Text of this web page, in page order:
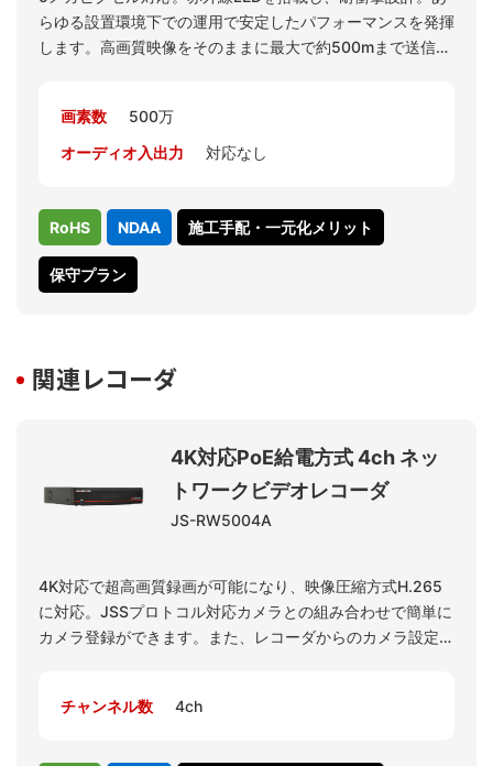
らゆる設置環境下での運用で安定したパフォーマンスを発揮
します。高画質映像をそのままに最大で約500mまで送信可
を選択可能です。レコーダJS-RA6016で4M解像度の表示が
可能となります。
画素数
500万
オーディオ入出力
対応なし
RoHS NDAA 施工手配・一元化メリット
保守プラン
関連レコーダ
4K対応PoE給電方式 4ch ネッ
トワークビデオレコーダ
JS-RW5004A
4K対応で超高画質録画が可能になり、映像圧縮方式H.265
に対応。JSSプロトコル対応カメラとの組み合わせで簡単に
カメラ登録ができます。また、レコーダからのカメラ設定や
になりました。
チャンネル数 4ch